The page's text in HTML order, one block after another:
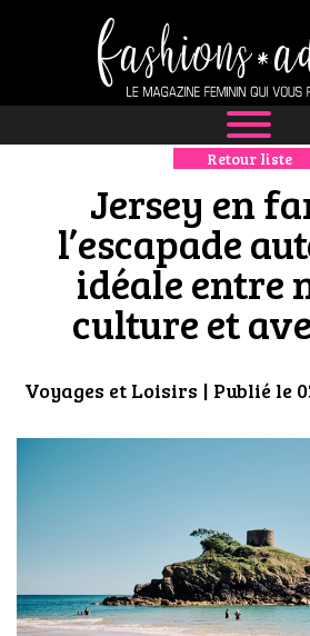
NEWS
MODE
LUXE
DÉFILÉS
CULTURE
MAISON
AUTO
Retour liste
Jersey en
l’escapade
idéale entre
culture et
Voyages et Loisirs | Publié le